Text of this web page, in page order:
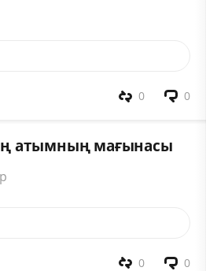
0
0
атымның мағынасы
0
0